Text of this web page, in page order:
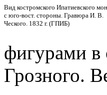
Вид костромского Ипатиевского
с юго-вост. стороны. Гравюра И. В.
Ческого. 1832 г. (ГПИБ)
фигурами
Грозного.